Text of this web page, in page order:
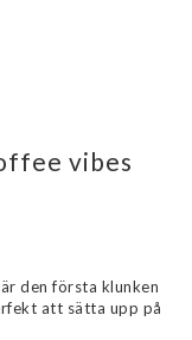
vibes
den första klunken
att sätta upp på